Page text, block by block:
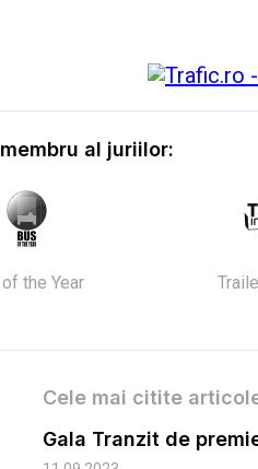
al juriilor:
of the Year
Cele mai citite